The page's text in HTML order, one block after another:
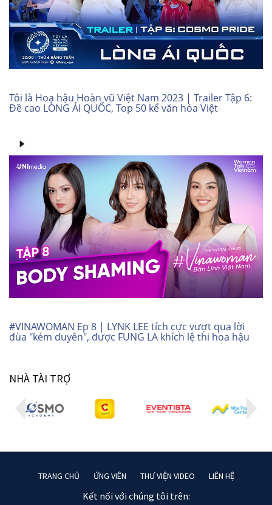
Tôi là Hoa hậu Hoàn vũ Việt Nam 2023 | Trailer Tập 6:
Đề cao LÒNG ÁI QUỐC, Top 50 kể văn hóa Việt
#VINAWOMAN Ep 8 | LYNK LEE tích cực vượt qua lời
đùa "kém duyên", được FUNG LA khích lệ thi hoa hậu
NHÀ TÀI TRỢ
TRANG CHỦ ỨNG VIÊN THƯ VIỆN VIDEO LIÊN HỆ
Kết nối với chúng tôi trên: